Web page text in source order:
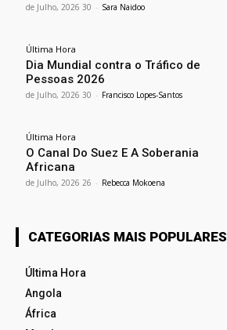
Sara Naidoo
-
30 de Julho, 2026
Última Hora
Dia Mundial contra o Tráfico de
Pessoas 2026
Francisco Lopes-Santos
-
30 de Julho, 2026
Última Hora
O Canal Do Suez E A Soberania
Africana
Rebecca Mokoena
-
26 de Julho, 2026
CATEGORIAS MAIS POPULARES
Última Hora
Angola
África